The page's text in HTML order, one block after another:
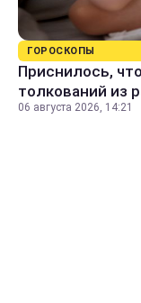
ГОРОСКОПЫ
Приснилось,
толкований из
06 августа 2026, 14:21